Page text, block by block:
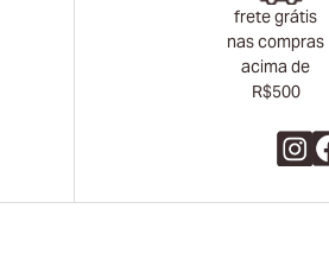
frete grátis
nas compras
acima de
R$500